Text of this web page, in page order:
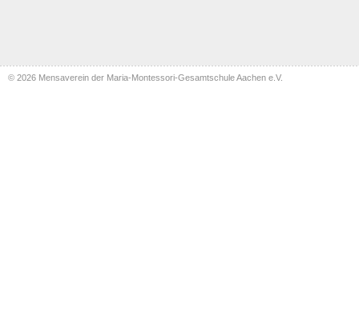
© 2026 Mensaverein der Maria-Montessori-Gesamtschule Aachen e.V.